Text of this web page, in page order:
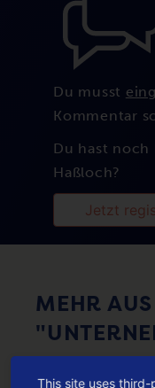
Du musst
Kommentar
Du hast
Haßloch?
Jetzt
MEHR
This site uses